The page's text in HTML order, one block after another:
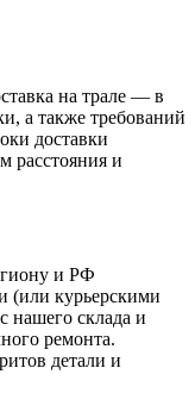
на трале — в
а также требований
доставки
расстояния и
и РФ
(или курьерскими
нашего склада и
ремонта.
детали и